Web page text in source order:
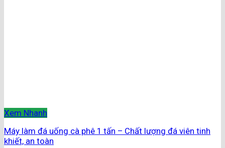
Xem Nhanh
Máy làm đá uống cà phê 1 tấn – Chất lượng đá viên tinh
khiết, an toàn